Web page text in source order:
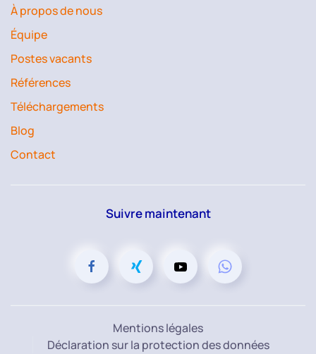
À propos de nous
Équipe
Postes vacants
Références
Téléchargements
Blog
Contact
Suivre maintenant
Mentions légales
Déclaration sur la protection des données